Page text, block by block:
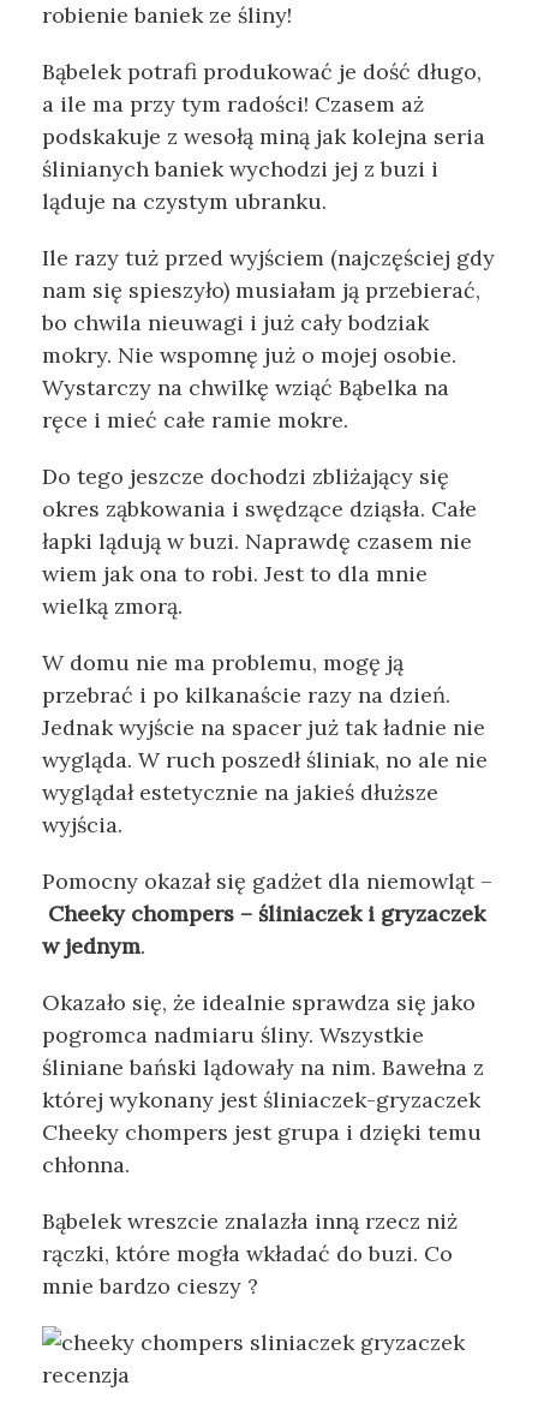
robienie baniek ze śliny!
Bąbelek potrafi produkować je dość długo,
a ile ma przy tym radości! Czasem aż
podskakuje z wesołą miną jak kolejna seria
ślinianych baniek wychodzi jej z buzi i
ląduje na czystym ubranku.
Ile razy tuż przed wyjściem (najczęściej gdy
nam się spieszyło) musiałam ją przebierać,
bo chwila nieuwagi i już cały bodziak
mokry. Nie wspomnę już o mojej osobie.
Wystarczy na chwilkę wziąć Bąbelka na
ręce i mieć całe ramie mokre.
Do tego jeszcze dochodzi zbliżający się
okres ząbkowania i swędzące dziąsła. Całe
łapki lądują w buzi. Naprawdę czasem nie
wiem jak ona to robi. Jest to dla mnie
wielką zmorą.
W domu nie ma problemu, mogę ją
przebrać i po kilkanaście razy na dzień.
Jednak wyjście na spacer już tak ładnie nie
wygląda. W ruch poszedł śliniak, no ale nie
wyglądał estetycznie na jakieś dłuższe
wyjścia.
Pomocny okazał się gadżet dla niemowląt –
Cheeky chompers – śliniaczek i gryzaczek
w jednym.
Okazało się, że idealnie sprawdza się jako
pogromca nadmiaru śliny. Wszystkie
śliniane bański lądowały na nim. Bawełna z
której wykonany jest śliniaczek-gryzaczek
Cheeky chompers jest grupa i dzięki temu
chłonna.
Bąbelek wreszcie znalazła inną rzecz niż
rączki, które mogła wkładać do buzi. Co
mnie bardzo cieszy ?